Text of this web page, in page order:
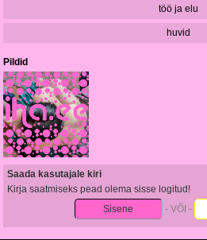
töö ja elu
huvid
Pildid
Saada kasutajale kiri
Kirja saatmiseks pead olema sisse logitud!
Sisene
- VÕI -